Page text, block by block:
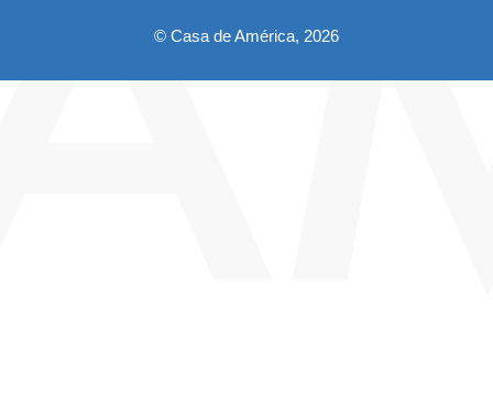
© Casa de América, 2026